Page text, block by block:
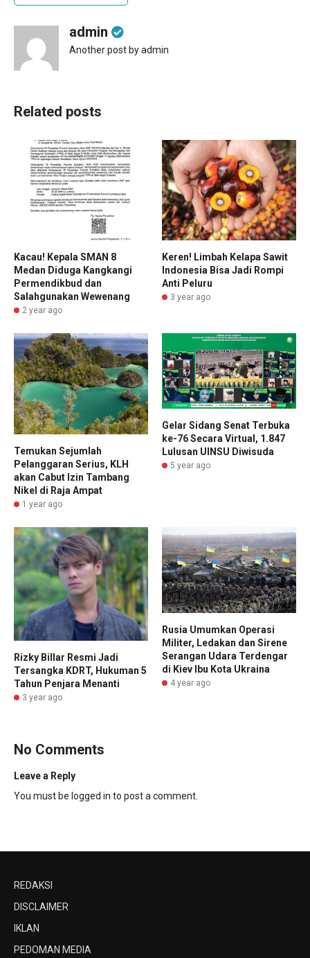
admin
Another post by admin
Related posts
Kacau! Kepala SMAN 8
Medan Diduga Kangkangi
Permendikbud dan
Salahgunakan Wewenang
2 year ago
Keren! Limbah Kelapa Sawit
Indonesia Bisa Jadi Rompi
Anti Peluru
3 year ago
Temukan Sejumlah
Pelanggaran Serius, KLH
akan Cabut Izin Tambang
Nikel di Raja Ampat
1 year ago
Gelar Sidang Senat Terbuka
ke-76 Secara Virtual, 1.847
Lulusan UINSU Diwisuda
5 year ago
Rizky Billar Resmi Jadi
Tersangka KDRT, Hukuman 5
Tahun Penjara Menanti
3 year ago
Rusia Umumkan Operasi
Militer, Ledakan dan Sirene
Serangan Udara Terdengar
di Kiev Ibu Kota Ukraina
4 year ago
No Comments
Leave a Reply
You must be logged in to post a comment.
REDAKSI
DISCLAIMER
IKLAN
PEDOMAN MEDIA